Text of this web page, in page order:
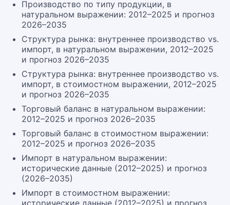
Производство по типу продукции, в
натуральном выражении: 2012–2025 и прогноз
2026–2035
Структура рынка: внутреннее производство vs.
импорт, в натуральном выражении, 2012–2025
и прогноз 2026–2035
Структура рынка: внутреннее производство vs.
импорт, в стоимостном выражении, 2012–2025
и прогноз 2026–2035
Торговый баланс в натуральном выражении:
2012–2025 и прогноз 2026–2035
Торговый баланс в стоимостном выражении:
2012–2025 и прогноз 2026–2035
Импорт в натуральном выражении:
исторические данные (2012–2025) и прогноз
(2026–2035)
Импорт в стоимостном выражении:
исторические данные (2012–2025) и прогноз